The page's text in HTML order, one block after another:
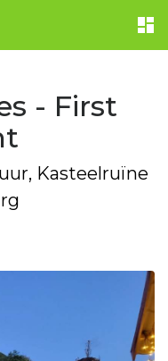
- First
Kasteelruïne